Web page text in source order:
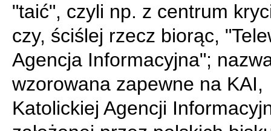
"taić", czyli np. z centrum
czy, ściślej rzecz biorąc,
Agencja Informacyjna";
wzorowana zapewne na KAI,
Katolickiej Agencji